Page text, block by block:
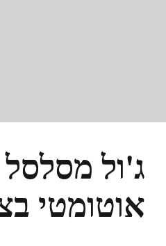
ג'ול
אוטומטי